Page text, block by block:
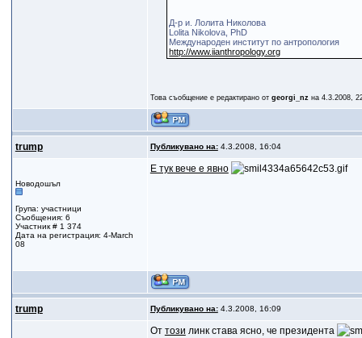
Д-р и. Лолита Николова
Lolita Nikolova, PhD
Международен институт по антропология
http://www.iianthropology.org
Това съобщение е редактирано от georgi_nzна 4.3.2008,
trump Публикувано на:4.3.2008, 16:04
Новодошъл
Група: участници
Съобщения: 6
Участник # 1 374
Дата на регистрация: 4-March
08
Е тук вече е явно
trump Публикувано на:4.3.2008, 16:09
От този линк става ясно, че президента